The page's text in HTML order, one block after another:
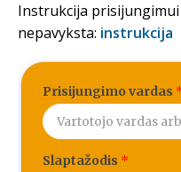
Instrukcija
nepavyksta: instrukcija
Prisijungimo vardas
Slaptažodis *